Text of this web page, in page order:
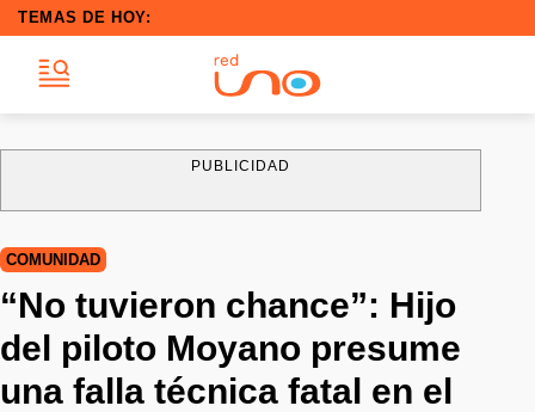
TEMAS DE HOY:
PUBLICIDAD
COMUNIDAD
“No tuvieron chance”: Hijo
del piloto Moyano presume
una falla técnica fatal en el